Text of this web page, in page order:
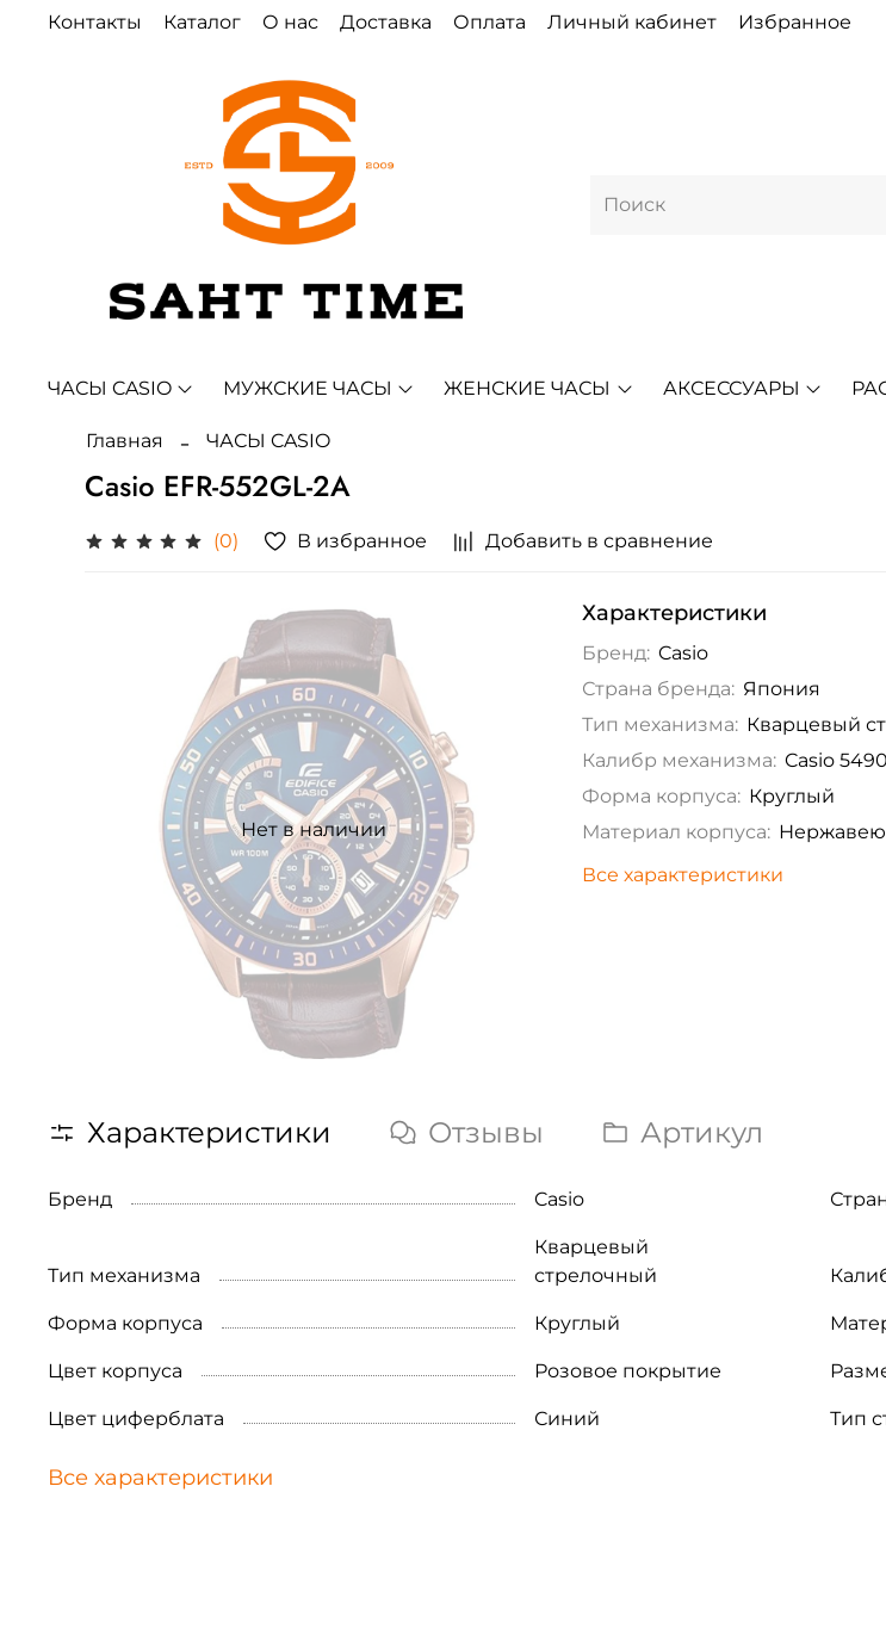
Контакты Каталог О нас Доставка Оплата Личный кабинет Избранное
ЧАСЫ CASIO МУЖСКИЕ ЧАСЫ ЖЕНСКИЕ ЧАСЫ АКСЕССУАРЫ
Главная ЧАСЫ CASIO
Casio EFR-552GL-2A
(0) В избранное Добавить в сравнение
Нет в наличии
Характеристики
Бренд: Casio
Страна бренда: Япония
Тип механизма: Кварцевый
Калибр механизма: Casio 5490
Форма корпуса: Круглый
Материал корпуса:
Все характеристики
Характеристики Отзывы Артикул
Бренд Casio
Тип механизма
Кварцевый
стрелочный
Форма корпуса Круглый
Цвет корпуса Розовое покрытие
Цвет циферблата Синий Тип
Все характеристики